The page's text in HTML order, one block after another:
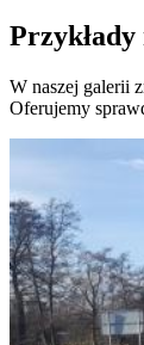
W naszej galerii
Oferujemy